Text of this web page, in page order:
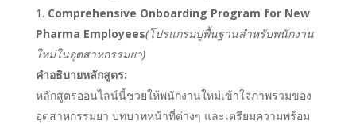
Comprehensive Onboarding Program for New
Pharma Employees(โปรแกรมปูพื้นฐานสำหรับพนักงาน
ใหม่ในอุตสาหกรรมยา)
คำอธิบายหลักสูตร:
หลักสูตรออนไลน์นี้ช่วยให้พนักงานใหม่เข้าใจภาพรวมของ
อุตสาหกรรมยา บทบาทหน้าที่ต่างๆ และเตรียมความพร้อม